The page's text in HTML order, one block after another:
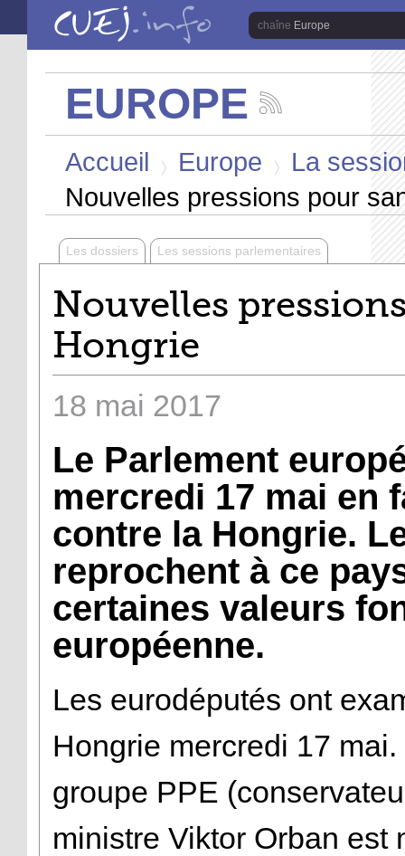
Aller au contenu principal
Europe
EUROPE
les
de
la
Europe
Accueil Europe
La
Nouvelles pressions pour
Les dossiers Les sessions parlementaires
Nouvelles
Hongrie
18 mai 2017
Le Parlement
mercredi 17 mai en
contre la Hongrie.
reprochent à ce
certaines valeurs
européenne.
Les eurodéputés ont
Hongrie mercredi 17
groupe PPE
ministre Viktor Orban est